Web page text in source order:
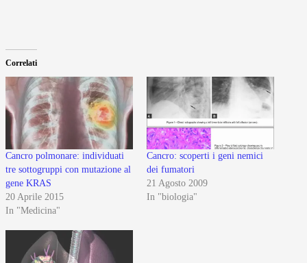
Correlati
Cancro polmonare: individuati
tre sottogruppi con mutazione al
gene KRAS
20 Aprile 2015
In "Medicina"
Cancro: scoperti i geni nemici
dei fumatori
21 Agosto 2009
In "biologia"